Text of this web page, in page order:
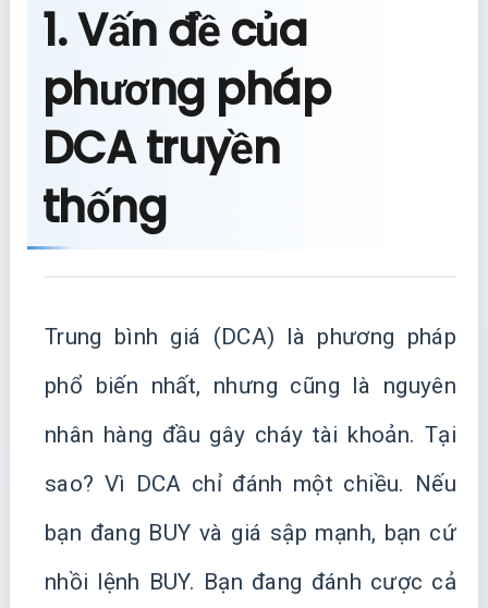
1. Vấn đề của
phương pháp
DCA truyền
thống
Trung bình giá (DCA) là phương pháp
phổ biến nhất, nhưng cũng là nguyên
nhân hàng đầu gây cháy tài khoản. Tại
sao? Vì DCA chỉ đánh một chiều. Nếu
bạn đang BUY và giá sập mạnh, bạn cứ
nhồi lệnh BUY. Bạn đang đánh cược cả